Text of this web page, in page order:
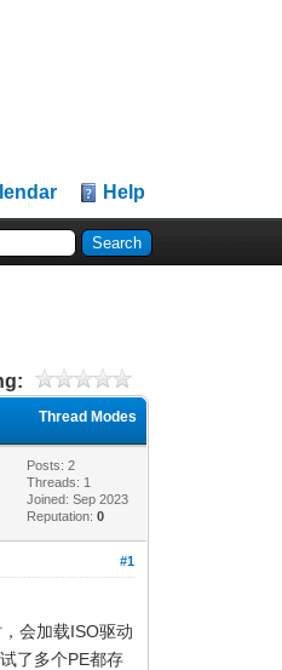
Help
Thread Modes
Posts: 2
Threads: 1
Joined: Sep 2023
Reputation:0
#1
会加载ISO驱动
了多个PE都存